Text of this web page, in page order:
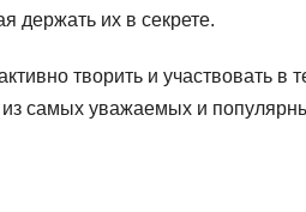
держать их в секрете.
творить и участвовать в
самых уважаемых и